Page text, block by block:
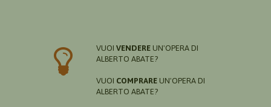
VUOI VENDERE UN'OPERA DI
ALBERTO ABATE?
VUOI COMPRARE UN'OPERA DI
ALBERTO ABATE?